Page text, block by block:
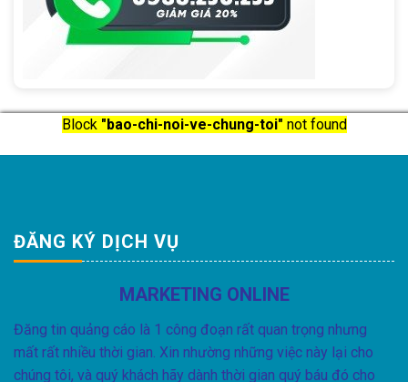
Block "bao-chi-noi-ve-chung-toi" not found
ĐĂNG KÝ DỊCH VỤ
MARKETING ONLINE
Đăng tin quảng cáo là 1 công đoạn rất quan trọng nhưng
mất rất nhiều thời gian. Xin nhường những việc này lại cho
chúng tôi, và quý khách hãy dành thời gian quý báu đó cho